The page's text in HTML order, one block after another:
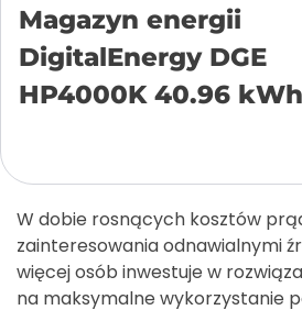
Magazyn energii
DigitalEnergy DGE
HP4000K 40.96 kWh
W dobie rosnących kosztów
zainteresowania odnawialnymi
więcej osób inwestuje w
na maksymalne wykorzystanie